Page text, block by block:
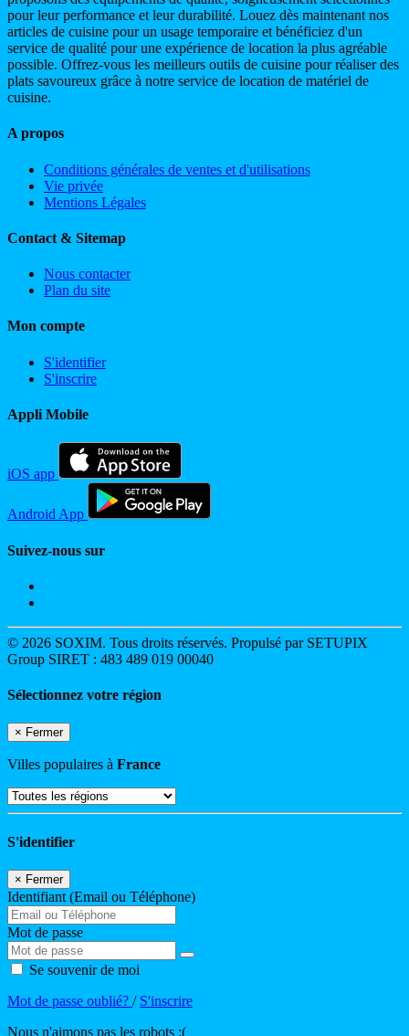
pour leur performance et leur durabilité. Louez dès maintenant nos
articles de cuisine pour un usage temporaire et bénéficiez d'un
service de qualité pour une expérience de location la plus agréable
possible. Offrez-vous les meilleurs outils de cuisine pour réaliser des
plats savoureux grâce à notre service de location de matériel de
cuisine.
A propos
Conditions générales de ventes et d'utilisations
Vie privée
Mentions Légales
Contact & Sitemap
Nous contacter
Plan du site
Mon compte
S'identifier
S'inscrire
Appli Mobile
iOS app
Android App
Suivez-nous sur
© 2026 SOXIM. Tous droits réservés. Propulsé par SETUPIX
Group SIRET : 483 489 019 00040
Sélectionnez votre région
× Fermer
Villes populaires à France
S'identifier
× Fermer
Identifiant (Email ou Téléphone)
Mot de passe
Se souvenir de moi
Mot de passe oublié? / S'inscrire
Nous n'aimons pas les robots :(